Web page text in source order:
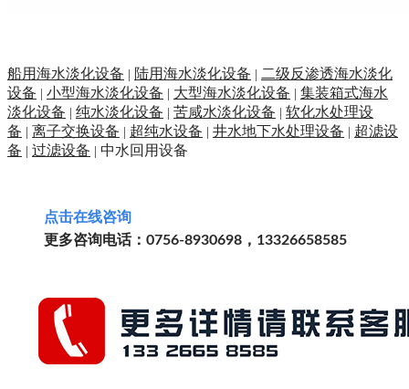
船用海水淡化设备 陆用海水淡化设备
二级反渗透海水淡化
设备
小型海水淡化设备 大型海水淡化设备
集装箱式海水
淡化设备
纯水淡化设备 苦咸水淡化设备
软化水处理设
备
离子交换设备 超纯水设备 井水地下水处理设备
超滤设
备
过滤设备 中水回用设备
点击在线咨询
更多咨询电话：0756-8930698，13326658585